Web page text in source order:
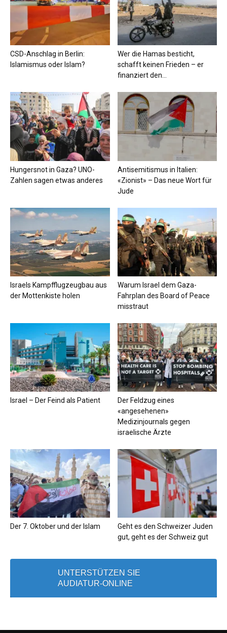
CSD-Anschlag in Berlin:
Islamismus oder Islam?
Wer die Hamas besticht,
schafft keinen Frieden – er
finanziert den...
Hungersnot in Gaza? UNO-
Zahlen sagen etwas anderes
Antisemitismus in Italien:
«Zionist» – Das neue Wort für
Jude
Israels Kampfflugzeugbau aus
der Mottenkiste holen
Warum Israel dem Gaza-
Fahrplan des Board of Peace
misstraut
Israel – Der Feind als Patient
Der Feldzug eines
«angesehenen»
Medizinjournals gegen
israelische Ärzte
Der 7. Oktober und der Islam
Geht es den Schweizer Juden
gut, geht es der Schweiz gut
UNTERSTÜTZEN SIE
AUDIATUR-ONLINE